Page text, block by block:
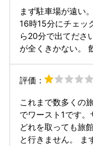
and satisfying.
room, I found the
older exterior.
exceeding my
古さや一階の温泉
く清潔で、広々と
的な食事とは違い
味しかったです。
りあるほど、料理
ーマンスは最高だ
まず駐車場が遠い
16時15分にチェッ
ら20分で出てださ
が全くきかない。
に豆腐、ワカメの
朝貸し切り風呂み
った。 食事も20時
ッフの対応で他の
た方がいいです
評価：
これまで数多くの
でワースト1です。
どれを取っても旅
と行きません。 まず、玄関で靴を脱ぐとすぐ段差と階段があ